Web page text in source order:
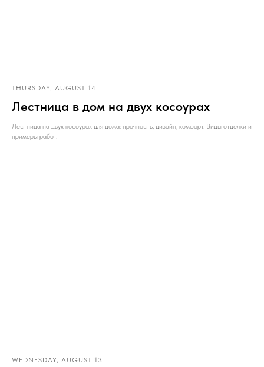
THURSDAY, AUGUST 14
Лестница в дом на двух косоурах
Лестница на двух косоурах для дома: прочность, дизайн, комфорт. Виды отделки и
примеры работ.
WEDNESDAY, AUGUST 13